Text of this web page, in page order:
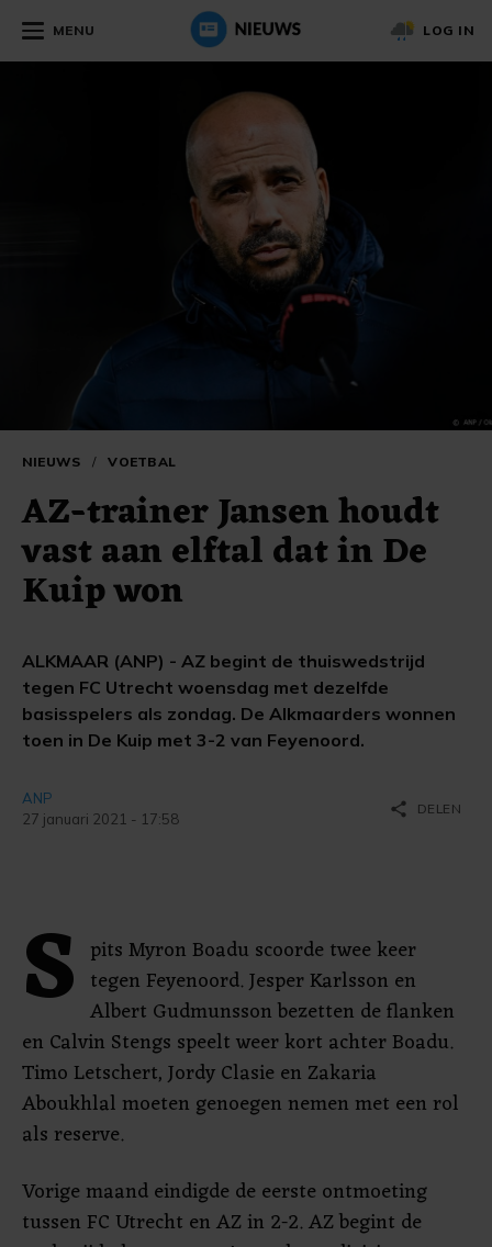
MENU LOG IN
NIEUWS / VOETBAL
AZ-trainer Jansen houdt
vast aan elftal dat in De
Kuip won
ALKMAAR (ANP) - AZ begint de thuiswedstrijd
tegen FC Utrecht woensdag met dezelfde
basisspelers als zondag. De Alkmaarders wonnen
toen in De Kuip met 3-2 van Feyenoord.
ANP
27 januari 2021 - 17:58
share DELEN
S pits Myron Boadu scoorde twee keer
tegen Feyenoord. Jesper Karlsson en
Albert Gudmunsson bezetten de flanken
en Calvin Stengs speelt weer kort achter Boadu.
Timo Letschert, Jordy Clasie en Zakaria
Aboukhlal moeten genoegen nemen met een rol
als reserve.
Vorige maand eindigde de eerste ontmoeting
tussen FC Utrecht en AZ in 2-2. AZ begint de